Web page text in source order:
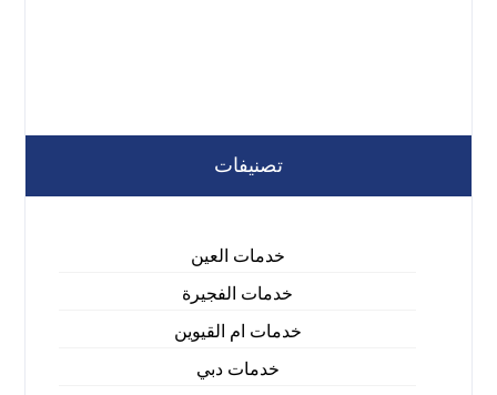
تصنيفات
خدمات العين
خدمات الفجيرة
خدمات ام القيوين
خدمات دبي